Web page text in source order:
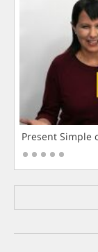
Present Simple